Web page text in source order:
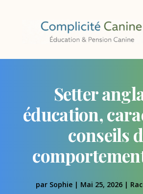
Setter
éducation,
conseils
par Sophie| Mai 25, 2026|